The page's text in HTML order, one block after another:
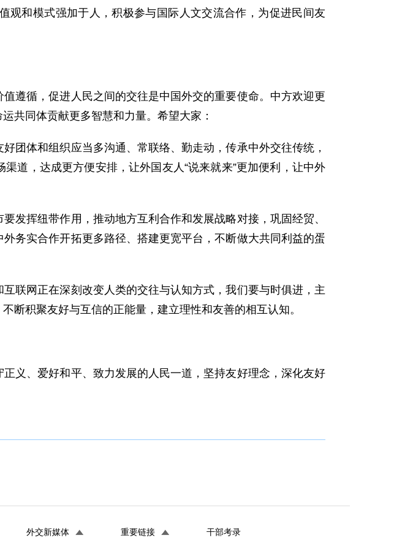
观和模式强加于人，积极参与国际人文交流合作，为促进民间友
遵循，促进人民之间的交往是中国外交的重要使命。中方欢迎更
共同体贡献更多智慧和力量。希望大家：
团体和组织应当多沟通、常联络、勤走动，传承中外交往传统，
道，达成更方便安排，让外国友人“说来就来”更加便利，让中外
发挥纽带作用，推动地方互利合作和发展战略对接，巩固经贸、
务实合作开拓更多路径、搭建更宽平台，不断做大共同利益的蛋
联网正在深刻改变人类的交往与认知方式，我们要与时俱进，主
断积聚友好与互信的正能量，建立理性和友善的相互认知。
义、爱好和平、致力发展的人民一道，坚持友好理念，深化友好
外交新媒体 重要链接 干部考录